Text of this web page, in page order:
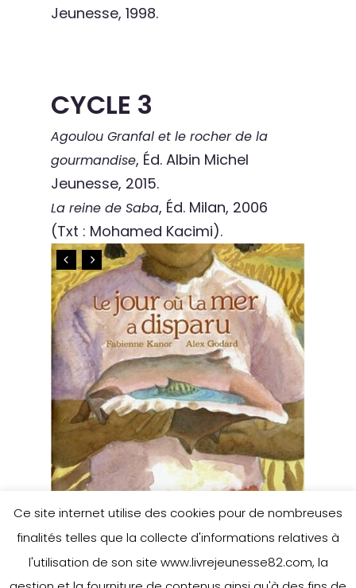
Jeunesse, 1998.
CYCLE 3
Agoulou Granfal et le rocher de la
gourmandise, Éd. Albin Michel
Jeunesse, 2015.
La reine de Saba, Éd. Milan, 2006
(Txt : Mohamed Kacimi).
Ce site internet utilise des cookies pour de nombreuses
finalités telles que la collecte d'informations relatives à
l'utilisation de son site www.livrejeunesse82.com, la